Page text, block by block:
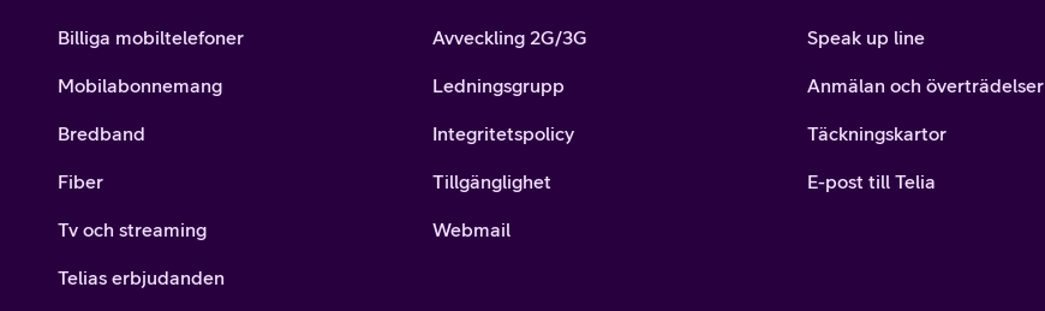
Billiga mobiltelefoner
Mobilabonnemang
Bredband
Fiber
Tv och streaming
Telias erbjudanden
Avveckling 2G/3G
Ledningsgrupp
Integritetspolicy
Tillgänglighet
Webmail
Speak up line
Anmälan och överträdelser
Täckningskartor
E-post till Telia